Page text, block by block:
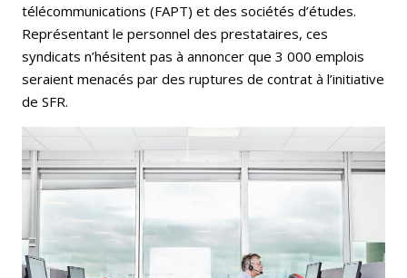
télécommunications (FAPT) et des sociétés d’études.
Représentant le personnel des prestataires, ces
syndicats n’hésitent pas à annoncer que 3 000 emplois
seraient menacés par des ruptures de contrat à l’initiative
de SFR.